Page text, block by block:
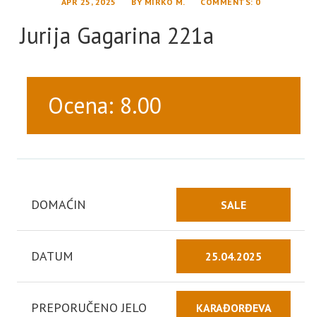
Jurija Gagarina 221a
Ocena: 8.00
DOMAĆIN SALE
DATUM 25.04.2025
PREPORUČENO JELO KARAĐORĐEVA